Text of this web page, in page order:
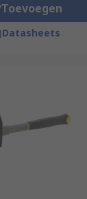
Toevoegen
Datasheets